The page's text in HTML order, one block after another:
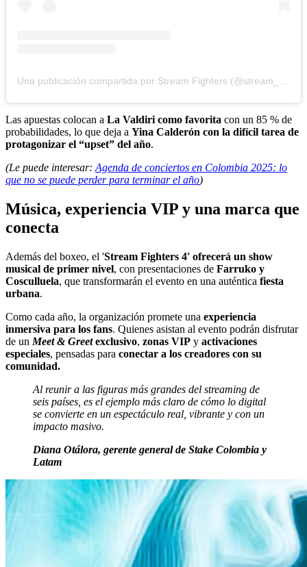
Las apuestas colocan a La Valdiri como favorita con un 85 % de
probabilidades, lo que deja a Yina Calderón con la difícil tarea de
protagonizar el “upset” del año.
(Le puede interesar: Agenda de conciertos en Colombia 2025: lo
que no se puede perder para terminar el año)
Música, experiencia VIP y una marca que
conecta
Además del boxeo, el 'Stream Fighters 4' ofrecerá un show
musical de primer nivel, con presentaciones de Farruko y
Cosculluela, que transformarán el evento en una auténtica fiesta
urbana.
Como cada año, la organización promete una experiencia
inmersiva para los fans. Quienes asistan al evento podrán disfrutar
de un Meet & Greetexclusivo, zonas VIP y activaciones
especiales, pensadas para conectar a los creadores con su
comunidad.
Al reunir a las figuras más grandes del streaming de
seis países, es el ejemplo más claro de cómo lo digital
se convierte en un espectáculo real, vibrante y con un
impacto masivo.
Diana Otálora, gerente general de Stake Colombia y
Latam